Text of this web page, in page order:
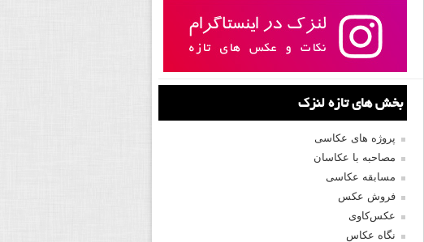
بخش های تازه لنزک
پروژه های عکاسی
مصاحبه با عکاسان
مسابقه عکاسی
فروش عکس
عکس‌کاوی
نگاه عکاس